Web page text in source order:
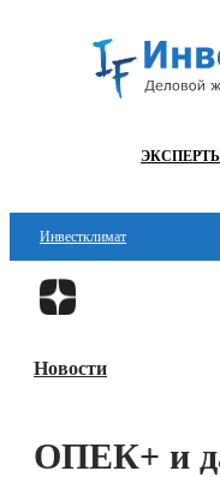
Инвестклимат
Финансы
Блокчейн
Новости
ОПЕК+ и